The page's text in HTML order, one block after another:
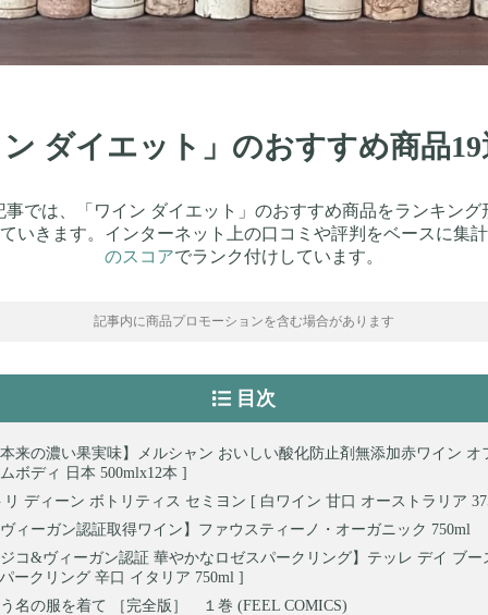
ダイエット」のおすすめ商品
事では、「ワイン ダイエット」のおすすめ商品をランキング
いきます。インターネット上の口コミや評判をベースに集
のスコアでランク付けしています。
記事内に商品プロモーションを含む場合があります
目次
来の濃い果実味】メルシャン おいしい酸化防止剤無添加赤ワイン オ
ボディ 日本 500mlx12本 ]
リ ディーン ボトリティス セミヨン [ 白ワイン 甘口 オーストラリア
ィーガン認証取得ワイン】ファウスティーノ・オーガニック 750ml
コ&ヴィーガン認証 華やかなロゼスパークリング】テッレ デイ ブー
ークリング 辛口 イタリア 750ml ]
名の服を着て ［完全版］ １巻 (FEEL COMICS)